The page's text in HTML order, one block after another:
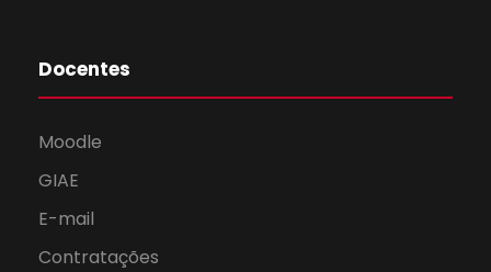
Docentes
Moodle
GIAE
E-mail
Contratações